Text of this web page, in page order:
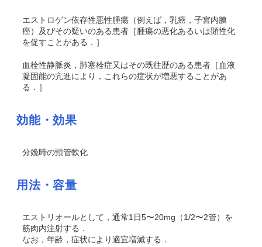
エストロゲン依存性悪性腫瘍（例えば，乳癌，子宮内膜
癌）及びその疑いのある患者［腫瘍の悪化あるいは顕性化
を促すことがある．］
血栓性静脈炎，肺塞栓症又はその既往歴のある患者［血液
凝固能の亢進により，これらの症状が増悪することがあ
る．］
効能・効果
分娩時の頸管軟化
用法・容量
エストリオールとして，通常1日5〜20mg（1/2〜2管）を
筋肉内注射する．
なお，年齢，症状により適宜増減する．